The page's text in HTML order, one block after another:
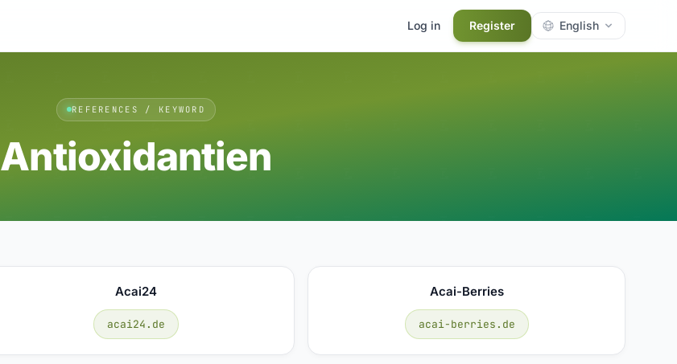
Log in Register English
REFERENCES / KEYWORD
Antioxidantien
Acai24
acai24.de
Acai-Berries
acai-berries.de